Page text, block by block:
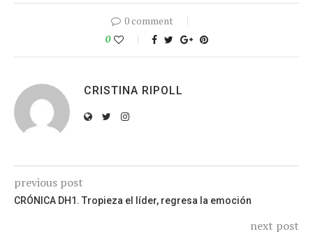
0 comment
0
CRISTINA RIPOLL
previous post
CRÓNICA DH1. Tropieza el líder, regresa la emoción
next post